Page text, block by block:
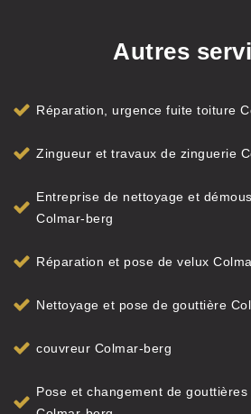
Autres
Réparation, urgence fuite toiture
Zingueur et travaux de zinguerie
Entreprise de nettoyage et
Colmar-berg
Réparation et pose de velux
Nettoyage et pose de gouttière
couvreur Colmar-berg
Pose et changement de gouttières